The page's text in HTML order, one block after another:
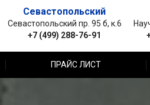
Севастопольский
Севастопольский пр. 95 б, к.6
+7 (499) 288-76-91
ПРАЙС ЛИСТ